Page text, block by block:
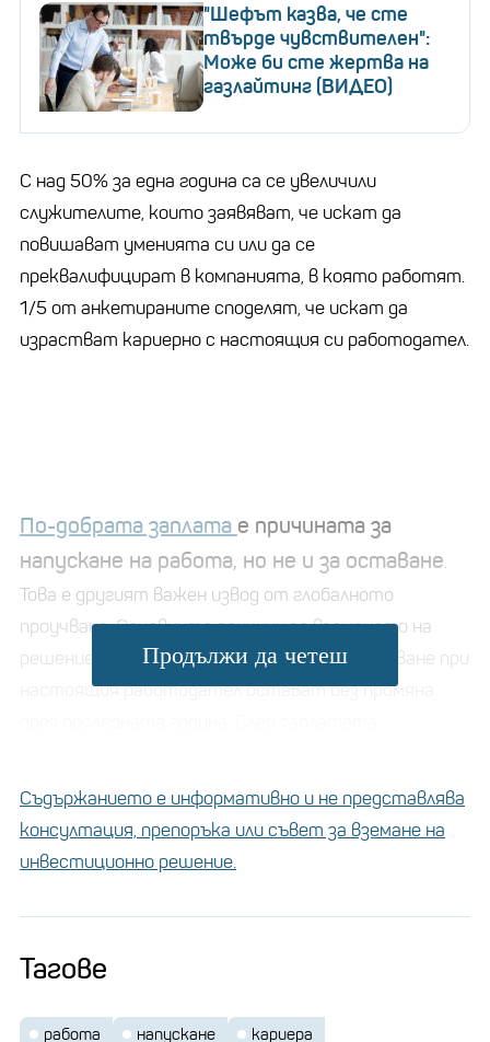
"Шефът казва, че сте
твърде чувствителен":
Може би сте жертва на
газлайтинг (ВИДЕО)
С над 50% за една година са се увеличили
служителите, които заявяват, че искат да
повишават уменията си или да се
преквалифицират в компанията, в която работят.
1/5 от анкетираните споделят, че искат да
израстват кариерно с настоящия си работодател.
По-добрата заплата е причината за
напускане на работа, но не и за оставане.
Това е другият важен извод от глобалното
проучване. Основните причини за вземането на
решение за смяна на работата или за оставане при
настоящия работодател остават без промяна
се нареждат възможността за кариерно и
личностно израстване, по-смислена и
вдъхновяваща роля в организацията и бягство от
Продължи да четеш
Съдържанието е информативно и не представлява
консултация, препоръка или съвет за вземане на
инвестиционно решение.
Тагове
работа напускане кариера